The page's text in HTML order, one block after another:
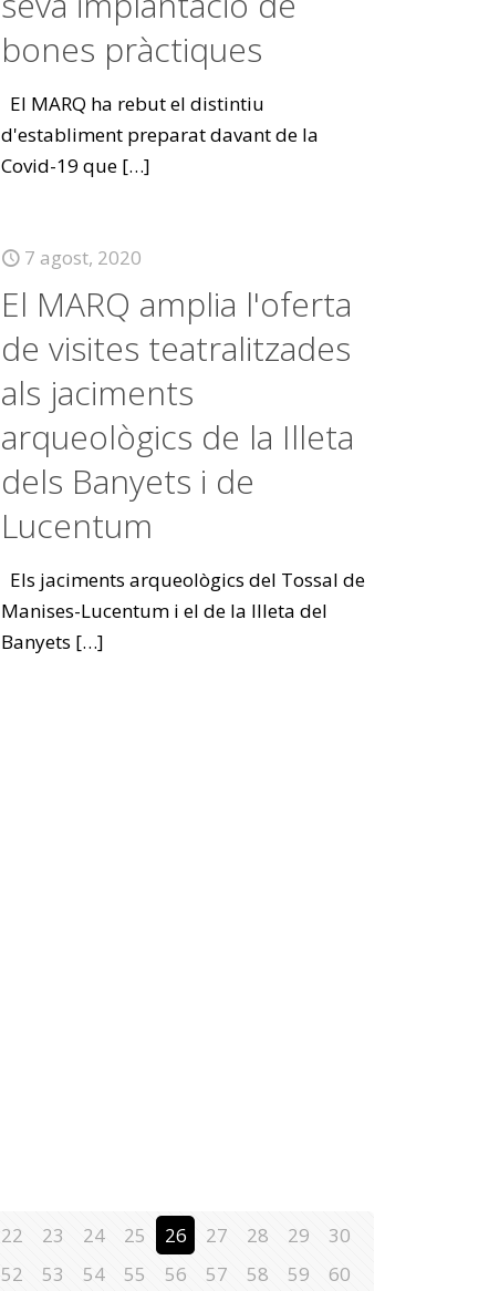
bones pràctiques
El MARQ ha rebut el distintiu
d'establiment preparat davant de la
Covid-19 que […]
7 agost, 2020
El MARQ amplia l'oferta
de visites teatralitzades
als jaciments
arqueològics de la Illeta
dels Banyets i de
Lucentum
Els jaciments arqueològics del Tossal de
Manises-Lucentum i el de la Illeta del
Banyets […]
22 23 24 25 26 27 28 29
30
52 53 54 55 56 57 58 59 60